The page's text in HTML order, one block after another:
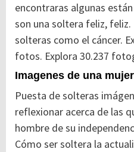
encontraras algunas
son una soltera feliz,
solteras como el cáncer.
fotos. Explora 30.237
Imagenes de una
Puesta de solteras
reflexionar acerca de las
hombre de su
Cómo ser soltera la